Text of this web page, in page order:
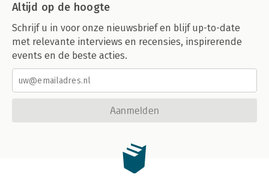
Altijd op de hoogte
Schrijf u in voor onze nieuwsbrief en blijf up-to-date
met relevante interviews en recensies, inspirerende
events en de beste acties.
Aanmelden